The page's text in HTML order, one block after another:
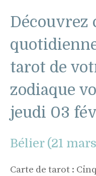
Découvrez
tarot de
zodiaque
jeudi 03
Bélier (21
Carte de tarot :